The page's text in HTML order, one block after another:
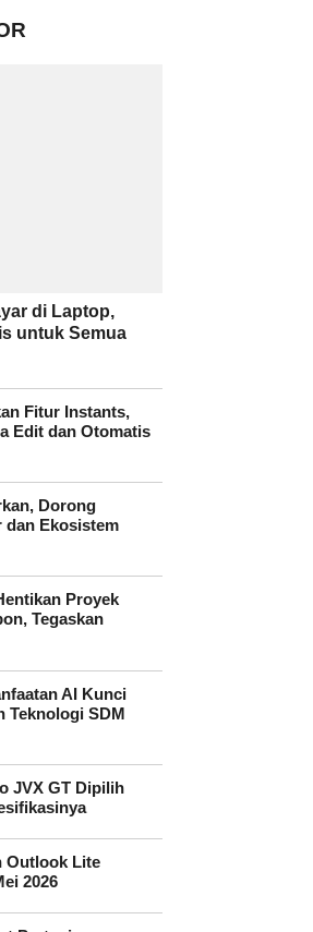
di Laptop,
untuk Semua
Fitur Instants,
Edit dan Otomatis
Dorong
dan Ekosistem
Proyek
Tegaskan
AI Kunci
Teknologi SDM
JVX GT Dipilih
Outlook Lite
2026